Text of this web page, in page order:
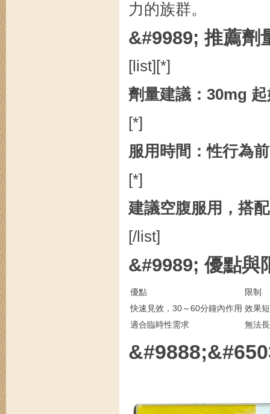
力的族群。
&#9989; 推薦劑
[list][*]
劑量建議：30mg
[*]
服用時間：性行為
[*]
建議空腹服用，搭
[/list]
&#9989; 優點與
優點
限制
快速見效，30～60分鐘內作用 效果
適合臨時性需求
無法